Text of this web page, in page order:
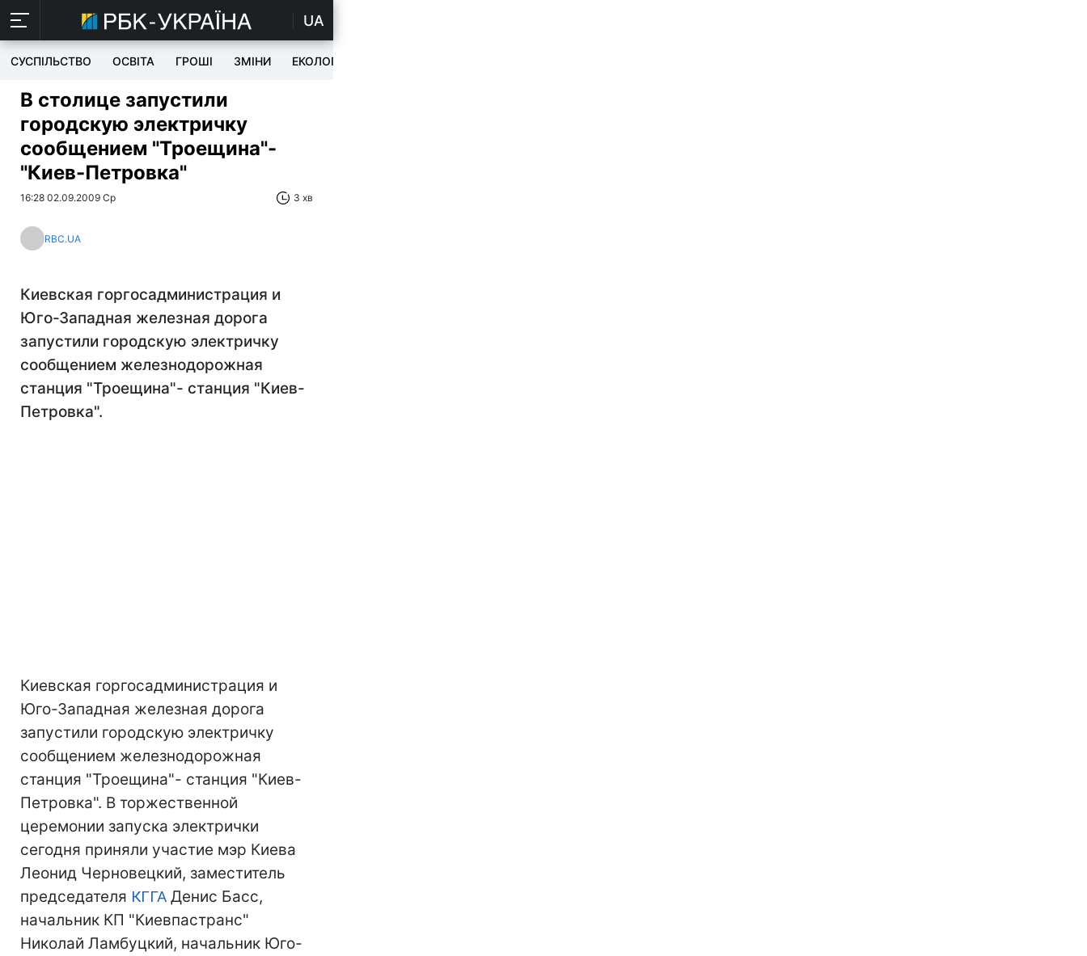
UA
СУСПІЛЬСТВО ОСВІТА ГРОШІ ЗМІНИ ЕКОЛОГІЯ
В столице запустили
городскую электричку
сообщением "Троещина"-
"Киев-Петровка"
16:28 02.09.2009 Ср 3 хв
RBC.UA
Киевская горгосадминистрация и
Юго-Западная железная дорога
запустили городскую электричку
сообщением железнодорожная
станция "Троещина"- станция "Киев-
Петровка".
Киевская горгосадминистрация и
Юго-Западная железная дорога
запустили городскую электричку
сообщением железнодорожная
станция "Троещина"- станция "Киев-
Петровка". В торжественной
церемонии запуска электрички
сегодня приняли участие мэр Киева
Леонид Черновецкий, заместитель
председателя КГГА Денис Басс,
начальник КП "Киевпастранс"
Николай Ламбуцкий, начальник Юго-